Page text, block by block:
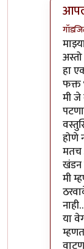
In
हा
फक्त
मी
होणे
मतच
खंडन
मी
या